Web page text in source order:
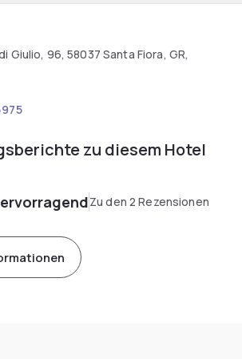
Giulio, 96, 58037 Santa Fiora, GR,
zu diesem Hotel
Zu den 2 Rezensionen